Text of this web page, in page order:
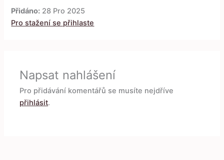
Přidáno: 28 Pro 2025
Pro stažení se přihlaste
Napsat nahlášení
Pro přidávání komentářů se musíte nejdříve
přihlásit.